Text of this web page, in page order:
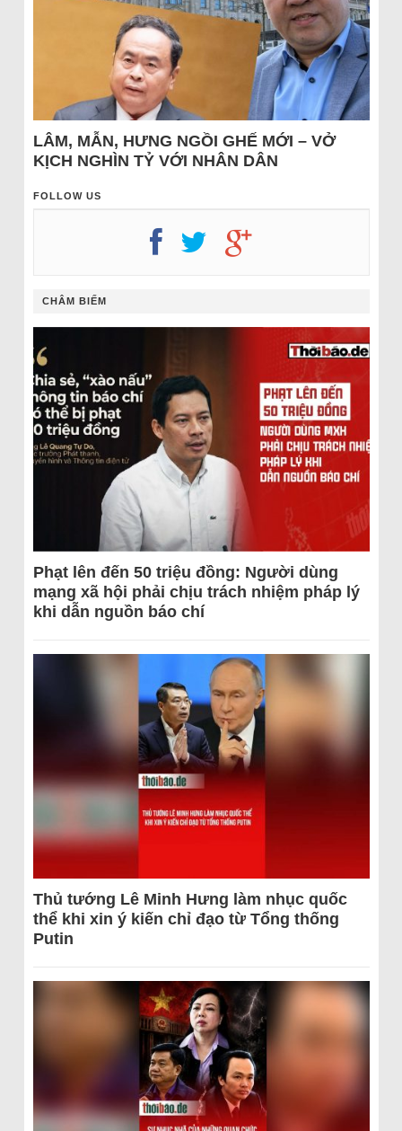
LÂM, MẪN, HƯNG NGỒI GHẾ MỚI – VỞ
KỊCH NGHÌN TỶ VỚI NHÂN DÂN
FOLLOW US
CHÂM BIẾM
Phạt lên đến 50 triệu đồng: Người dùng
mạng xã hội phải chịu trách nhiệm pháp lý
khi dẫn nguồn báo chí
Thủ tướng Lê Minh Hưng làm nhục quốc
thể khi xin ý kiến chỉ đạo từ Tổng thống
Putin